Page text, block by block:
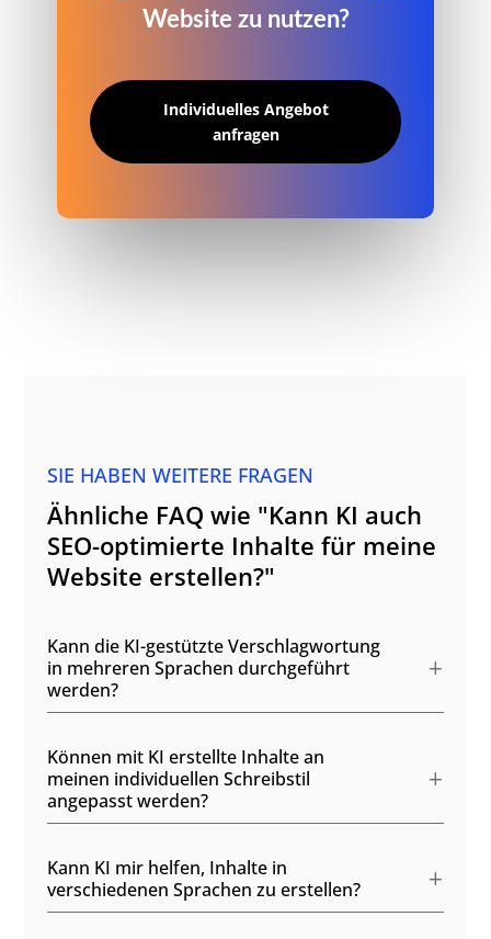
Website zu nutzen?
Individuelles Angebot
anfragen
SIE HABEN WEITERE FRAGEN
Ähnliche FAQ wie "Kann KI auch
SEO-optimierte Inhalte für meine
Website erstellen?"
Kann die KI-gestützte Verschlagwortung
in mehreren Sprachen durchgeführt
werden?
Können mit KI erstellte Inhalte an
meinen individuellen Schreibstil
angepasst werden?
Kann KI mir helfen, Inhalte in
verschiedenen Sprachen zu erstellen?